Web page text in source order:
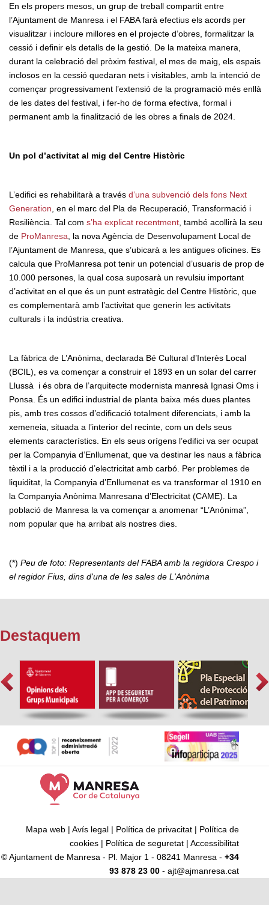
En els propers mesos, un grup de treball compartit entre
l’Ajuntament de Manresa i el FABA farà efectius els acords per
visualitzar i incloure millores en el projecte d’obres, formalitzar la
cessió i definir els detalls de la gestió. De la mateixa manera,
durant la celebració del pròxim festival, el mes de maig, els espais
inclosos en la cessió quedaran nets i visitables, amb la intenció de
començar progressivament l’extensió de la programació més enllà
de les dates del festival, i fer-ho de forma efectiva, formal i
permanent amb la finalització de les obres a finals de 2024.
Un pol d’activitat al mig del Centre Històric
L’edifici es rehabilitarà a través d’una subvenció dels fons Next
Generation , en el marc del Pla de Recuperació, Transformació i
Resiliència. Tal com s’ha explicat recentment , també acollirà la seu
de ProManresa , la nova Agència de Desenvolupament Local de
l’Ajuntament de Manresa, que s’ubicarà a les antigues oficines. Es
calcula que ProManresa pot tenir un potencial d’usuaris de prop de
10.000 persones, la qual cosa suposarà un revulsiu important
d’activitat en el que és un punt estratègic del Centre Històric, que
es complementarà amb l’activitat que generin les activitats
culturals i la indústria creativa.
La fàbrica de L’Anònima, declarada Bé Cultural d’Interès Local
(BCIL), es va començar a construir el 1893 en un solar del carrer
Llussà i és obra de l’arquitecte modernista manresà Ignasi Oms i
Ponsa. És un edifici industrial de planta baixa més dues plantes
pis, amb tres cossos d’edificació totalment diferenciats, i amb la
xemeneia, situada a l’interior del recinte, com un dels seus
elements característics. En els seus orígens l’edifici va ser ocupat
per la Companyia d’Enllumenat, que va destinar les naus a fàbrica
tèxtil i a la producció d’electricitat amb carbó. Per problemes de
liquiditat, la Companyia d’Enllumenat es va transformar el 1910 en
la Companyia Anònima Manresana d’Electricitat (CAME). La
població de Manresa la va començar a anomenar “L’Anònima”,
nom popular que ha arribat als nostres dies.
(*) Peu de foto: Representants del FABA amb la regidora Crespo i
el regidor Fius, dins d'una de les sales de L'Anònima
Destaquem
Mapa web | Avís legal | Política de privacitat | Política de
cookies | Política de seguretat | Accessibilitat
© Ajuntament de Manresa - Pl. Major 1 - 08241 Manresa - +34
93 878 23 00 - ajt@ajmanresa.cat